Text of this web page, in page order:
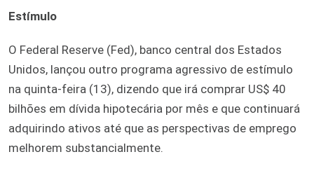
Estímulo
O Federal Reserve (Fed), banco central dos Estados
Unidos, lançou outro programa agressivo de estímulo
na quinta-feira (13), dizendo que irá comprar US$ 40
bilhões em dívida hipotecária por mês e que continuará
adquirindo ativos até que as perspectivas de emprego
melhorem substancialmente.